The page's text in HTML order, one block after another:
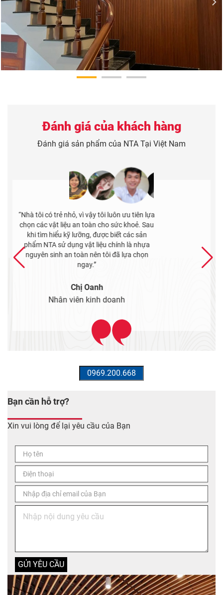
Đánh giá của khách hàng
Đánh giá sản phẩm của NTA Tại Việt Nam
“Tôi bị thu hút bởi các mẫu hoa văn của tấm
ốp NTA, hoạ tiết của chúng rất độc đáo. Rất
hợp với kiểu kiến trúc ngôi nhà của tôi. Tôi
cũng đánh giá cao sự chuyên nghiệp và tận
tình của nhân viên tư vấn tại đây.”
Kỹ thuật công trình
Bạn cần hỗ trợ?
Xin vui lòng để lại yêu cầu của Bạn